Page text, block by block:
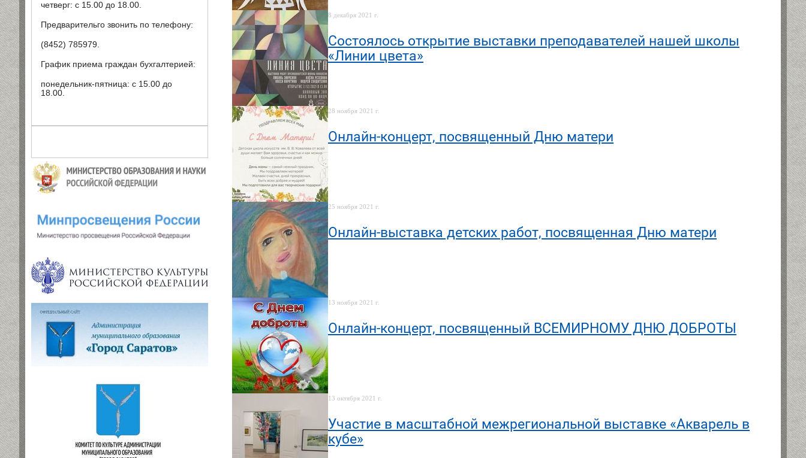
четверг: с 15.00 до 18.00.
Предварительго звонить по телефону:
(8452) 785979.
График приема граждан бухгалтерией:
понедельник-пятница: с 15.00 до
18.00.
8 декабря 2021 г.
Cостоялось открытие выставки преподавателей нашей школы
«Линии цвета»
28 ноября 2021 г.
Онлайн-концерт, посвященный Дню матери
25 ноября 2021 г.
Онлайн-выставка детских работ, посвященная Дню матери
13 ноября 2021 г.
Онлайн-концерт, посвященный ВСЕМИРНОМУ ДНЮ ДОБРОТЫ
13 октября 2021 г.
Участие в масштабной межрегиональной выставке «Акварель в
кубе»